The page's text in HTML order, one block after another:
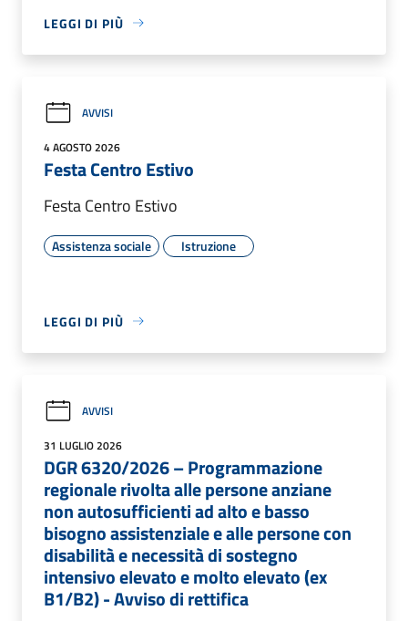
LEGGI DI PIÙ
AVVISI
4 AGOSTO 2026
Festa Centro Estivo
Festa Centro Estivo
Assistenza sociale Istruzione
LEGGI DI PIÙ
AVVISI
31 LUGLIO 2026
DGR 6320/2026 – Programmazione
regionale rivolta alle persone anziane
non autosufficienti ad alto e basso
bisogno assistenziale e alle persone con
disabilità e necessità di sostegno
intensivo elevato e molto elevato (ex
B1/B2) - Avviso di rettifica